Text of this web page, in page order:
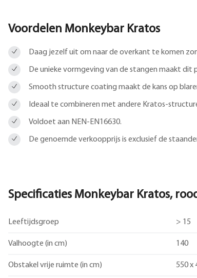
Voordelen Monkeybar Kratos
Daag jezelf uit om naar de overkant te komen
De unieke vormgeving van de stangen maakt dit
Smooth structure coating maakt de kans op
Ideaal te combineren met andere Kratos-
Voldoet aan NEN-EN16630.
De genoemde verkoopprijs is exclusief de
Specificaties Monkeybar Kratos,
Leeftijdsgroep > 15
Valhoogte (in cm) 140
Obstakel vrije ruimte (in cm) 550 x